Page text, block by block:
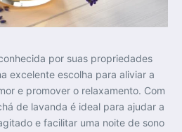
por suas propriedades
excelente escolha para aliviar a
e promover o relaxamento. Com
de lavanda é ideal para ajudar a
e facilitar uma noite de sono